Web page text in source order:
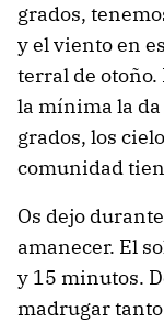
grados,
y el viento en
terral de otoño.
la mínima la
grados, los
comunidad
Os dejo
amanecer. El
y 15 minutos.
madrugar